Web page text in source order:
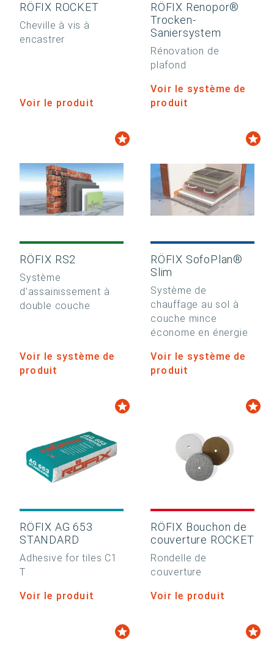
RÖFIX ROCKET
Cheville à vis à
encastrer
Voir le produit
RÖFIX Renopor®
Trocken-
Saniersystem
Rénovation de
plafond
Voir le système de
produit
RÖFIX RS2
Système
d’assainissement à
double couche
Voir le système de
produit
RÖFIX SofoPlan®
Slim
Système de
chauffage au sol à
couche mince
économe en énergie
Voir le système de
produit
RÖFIX AG 653
STANDARD
Adhesive for tiles C1
T
Voir le produit
RÖFIX Bouchon de
couverture ROCKET
Rondelle de
couverture
Voir le produit